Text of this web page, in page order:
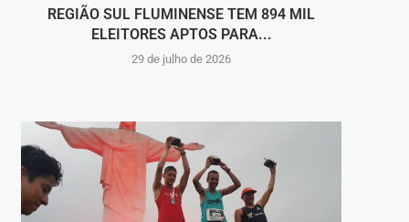
REGIÃO SUL FLUMINENSE TEM 894 MIL
ELEITORES APTOS PARA...
29 de julho de 2026